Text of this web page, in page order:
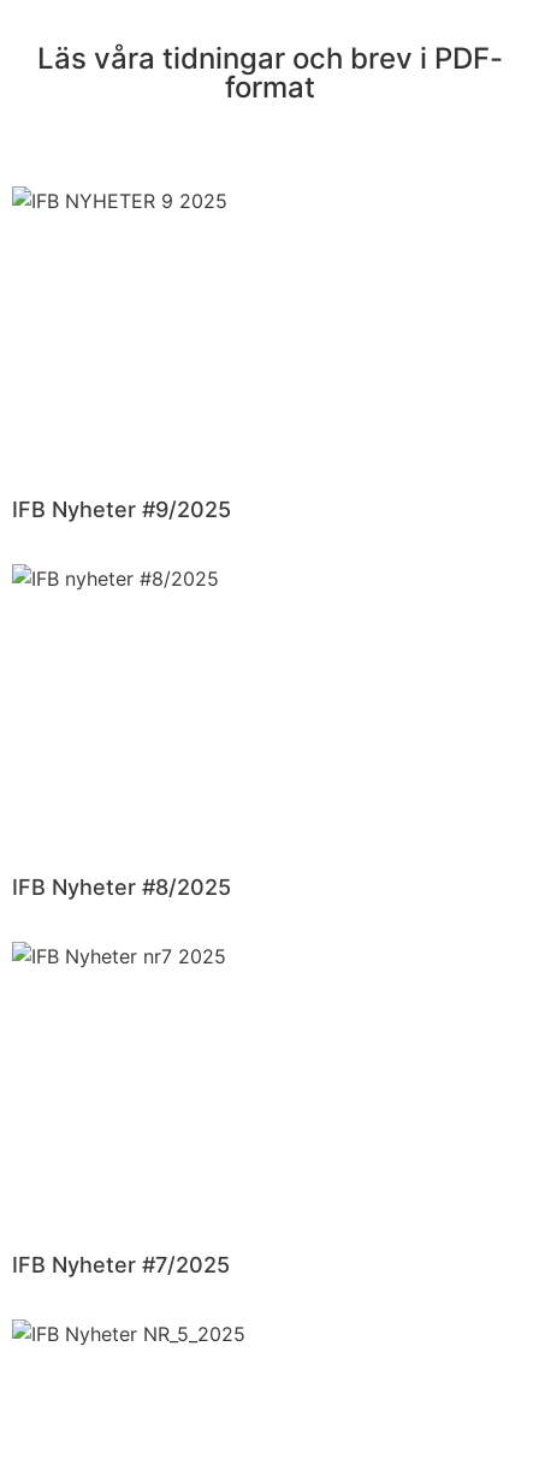
Läs våra tidningar och brev i PDF-
format
IFB Nyheter #9/2025
IFB Nyheter #8/2025
IFB Nyheter #7/2025